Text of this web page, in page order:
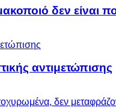
δεν είναι
αντιμετώπισης